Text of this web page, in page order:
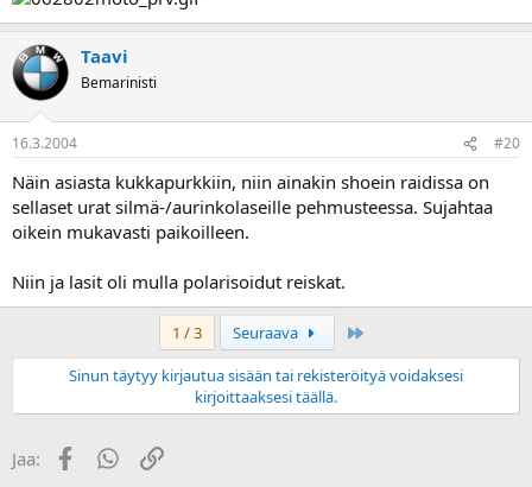
Taavi
Bemarinisti
16.3.2004 #20
Näin asiasta kukkapurkkiin, niin ainakin shoein raidissa on
sellaset urat silmä-/aurinkolaseille pehmusteessa. Sujahtaa
oikein mukavasti paikoilleen.
Niin ja lasit oli mulla polarisoidut reiskat.
1 / 3 Seuraava
Sinun täytyy kirjautua sisään tai rekisteröityä voidaksesi
kirjoittaaksesi täällä.
Jaa: FacebookWhatsApp
Linkki